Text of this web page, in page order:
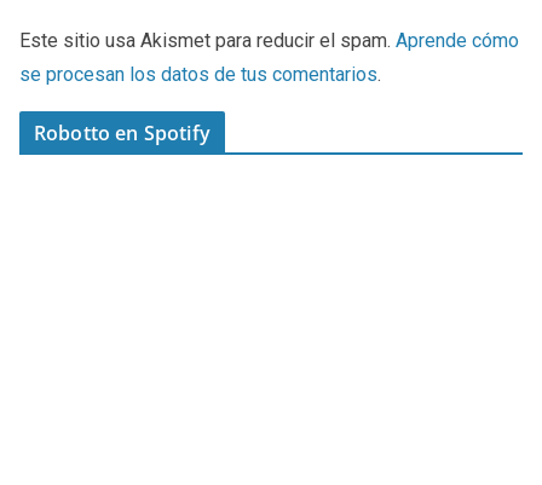
Este sitio usa Akismet para reducir el spam. Aprende cómo
se procesan los datos de tus comentarios.
Robotto en Spotify